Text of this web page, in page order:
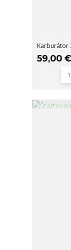
Karburátor
59,00